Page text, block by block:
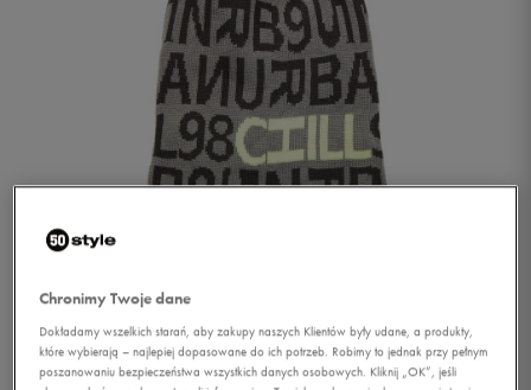
FEEWEAR CZAPKA CORSO
Chronimy Twoje dane
Dokładamy wszelkich starań, aby zakupy naszych Klientów były udane, a produkty,
które wybierają – najlepiej dopasowane do ich potrzeb. Robimy to jednak przy pełnym
poszanowaniu bezpieczeństwa wszystkich danych osobowych. Kliknij „OK”, jeśli